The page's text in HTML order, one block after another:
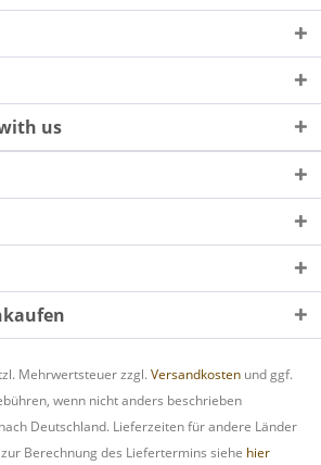
us
Mehrwertsteuer zzgl. Versandkosten und ggf.
wenn nicht anders beschrieben
Deutschland. Lieferzeiten für andere Länder
Berechnung des Liefertermins siehe hier